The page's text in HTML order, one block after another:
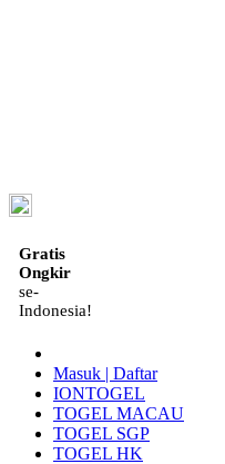
Gratis
Ongkir
se-
Indonesia!
Masuk | Daftar
IONTOGEL
TOGEL MACAU
TOGEL SGP
TOGEL HK